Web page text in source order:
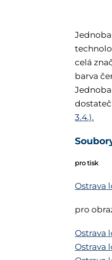
celá
barva
3.4.).
pro tisk
Ostrava
pro
Ostrava
Ostrava